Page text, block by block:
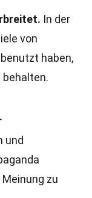
In der
von
haben,
behalten.
und
zu